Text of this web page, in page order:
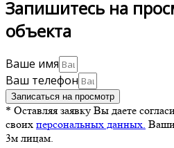
Запишитесь на
объекта
Ваше имя
Ваш телефон
Записаться на просмотр
* Оставляя заявку Вы даете
своих персональных данных. Ваши
3м лицам.